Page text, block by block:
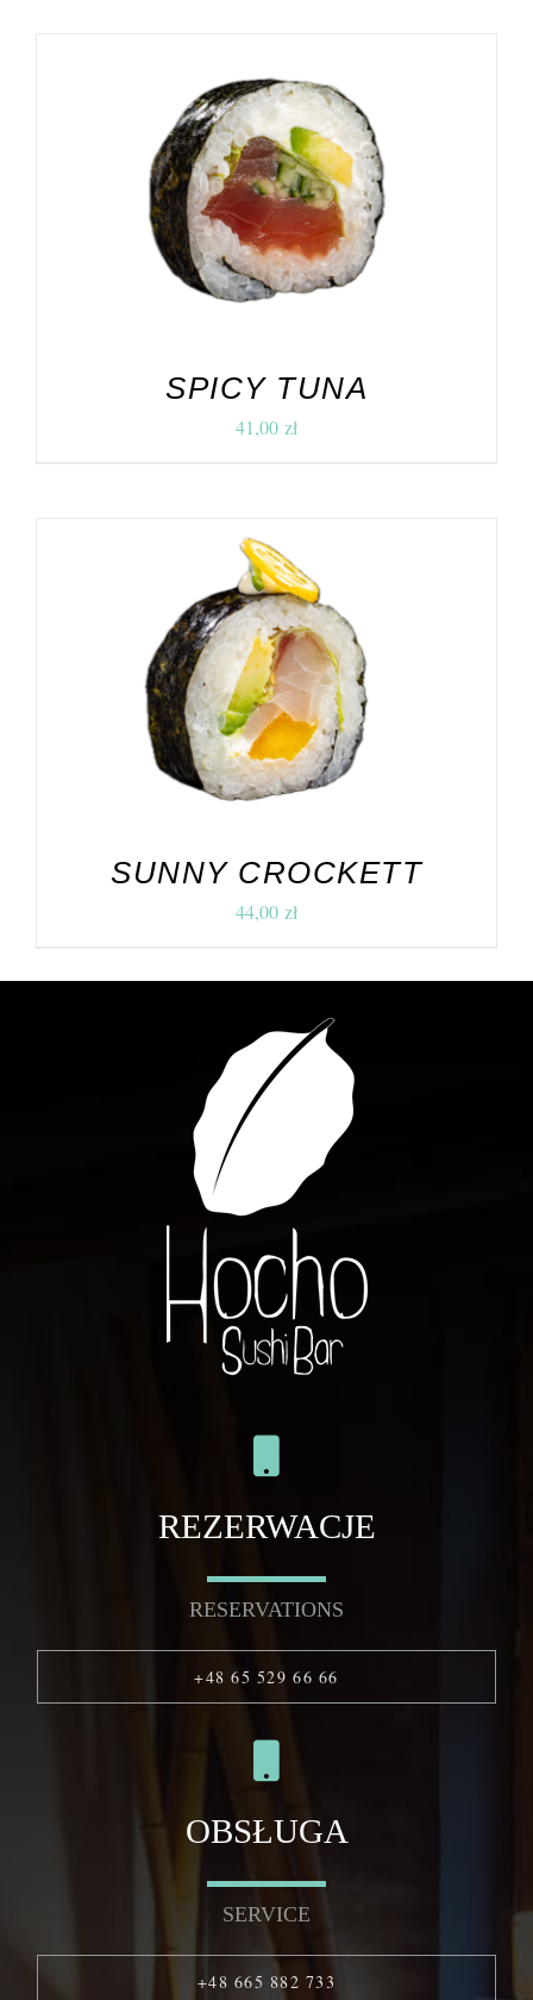
DODAJ DO KOSZYKA / SZCZEGÓŁY
SPICY TUNA
41,00 zł
DODAJ DO KOSZYKA SZCZEGÓŁY
SUNNY CROCKETT
44,00 zł
REZERWACJE
RESERVATIONS
+48 65 529 66 66
OBSŁUGA
SERVICE
+48 665 882 733